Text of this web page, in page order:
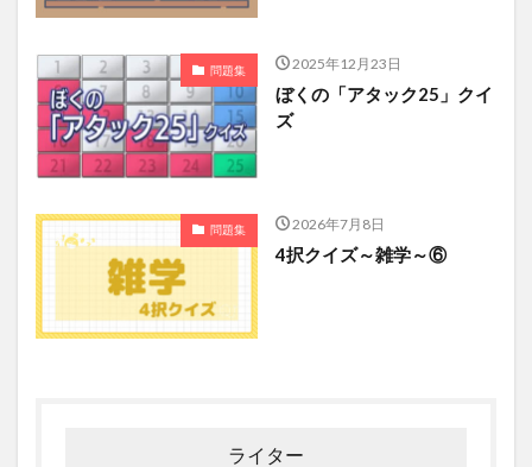
問題集 2025年12月23日
ぼくの「アタック25」クイ
ズ
問題集 2026年7月8日
4択クイズ～雑学～⑥
ライター